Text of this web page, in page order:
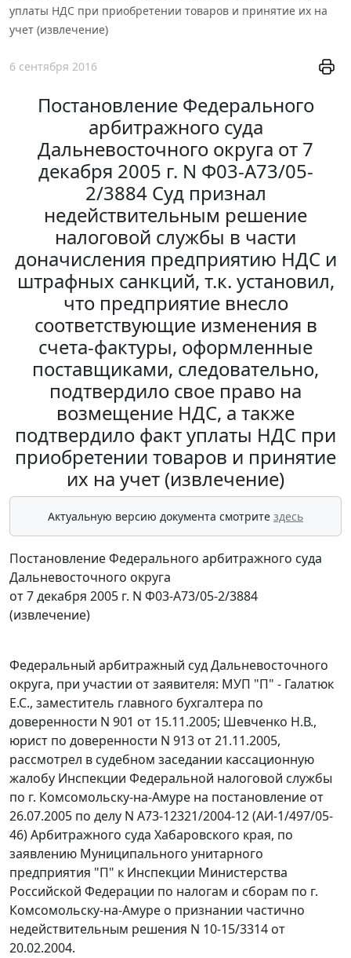
уплаты НДС при приобретении товаров и принятие их на
учет (извлечение)
6 сентября 2016
Постановление Федерального
арбитражного суда
Дальневосточного округа от 7
декабря 2005 г. N Ф03-А73/05-
2/3884 Суд признал
недействительным решение
налоговой службы в части
доначисления предприятию НДС и
штрафных санкций, т.к. установил,
что предприятие внесло
соответствующие изменения в
счета-фактуры, оформленные
поставщиками, следовательно,
подтвердило свое право на
возмещение НДС, а также
подтвердило факт уплаты НДС при
приобретении товаров и принятие
их на учет (извлечение)
Актуальную версию документа смотрите здесь
Постановление Федерального арбитражного суда
Дальневосточного округа
от 7 декабря 2005 г. N Ф03-А73/05-2/3884
(извлечение)
Федеральный арбитражный суд Дальневосточного
округа, при участии от заявителя: МУП "П" - Галатюк
Е.С., заместитель главного бухгалтера по
доверенности N 901 от 15.11.2005; Шевченко Н.В.,
юрист по доверенности N 913 от 21.11.2005,
рассмотрел в судебном заседании кассационную
жалобу Инспекции Федеральной налоговой службы
по г. Комсомольску-на-Амуре на постановление от
26.07.2005 по делу N А73-12321/2004-12 (АИ-1/497/05-
46) Арбитражного суда Хабаровского края, по
заявлению Муниципального унитарного
предприятия "П" к Инспекции Министерства
Российской Федерации по налогам и сборам по г.
Комсомольску-на-Амуре о признании частично
недействительным решения N 10-15/3314 от
20.02.2004.